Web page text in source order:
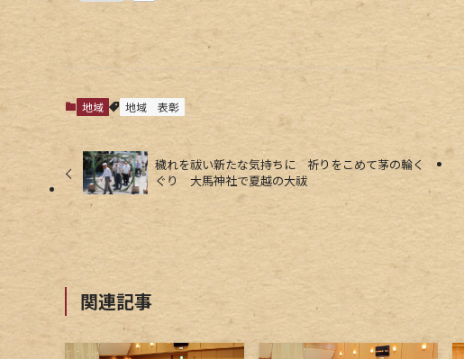
地域 地域 表彰
穢れを祓い新たな気持ちに 祈りをこめて茅の輪く
ぐり 大馬神社で夏越の大祓
関連記事